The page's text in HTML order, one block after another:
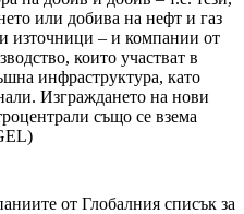
или добива на нефт и газ
източници – и компании от
които участват в
инфраструктура, като
Изграждането на нови
също се взема
от Глобалния списък за